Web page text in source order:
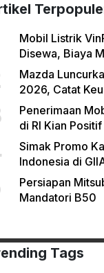
Mobil Listrik
Disewa, Biaya
Mazda
2026, Catat
Penerimaan
di RI Kian
Simak Promo
Indonesia di
Persiapan
Mandatori B50
Tags